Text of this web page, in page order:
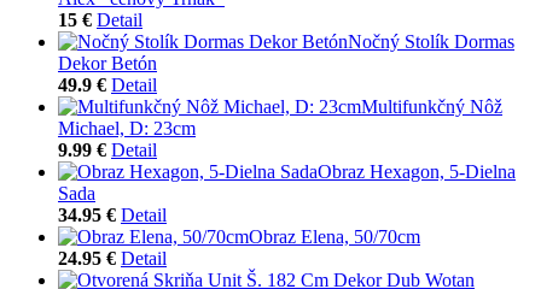
15 € Detail
Nočný Stolík Dormas
Dekor Betón
49.9 € Detail
Multifunkčný Nôž
Michael, D: 23cm
9.99 € Detail
Obraz Hexagon, 5-Dielna
Sada
34.95 € Detail
Obraz Elena, 50/70cm
24.95 € Detail